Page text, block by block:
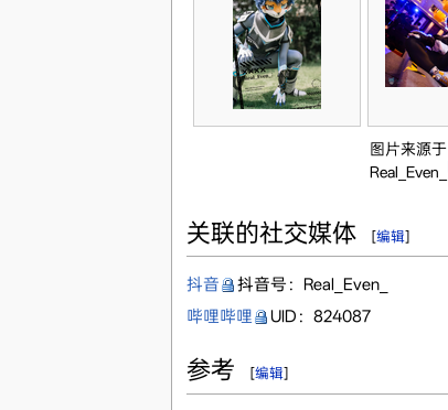
图片来源于
Real_Even_
关联的社交媒体 [编辑]
抖音
抖音号：Real_Even_
哔哩哔哩
UID：824087
参考 [编辑]